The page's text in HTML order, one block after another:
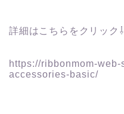
詳細はこちらをクリック⇩
https://ribbonmom-
accessories-basic/